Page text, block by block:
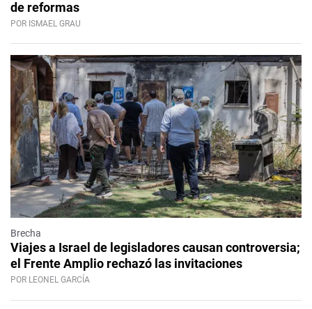
de reformas
POR ISMAEL GRAU
Brecha
Viajes a Israel de legisladores causan controversia;
el Frente Amplio rechazó las invitaciones
POR LEONEL GARCÍA